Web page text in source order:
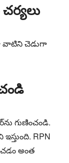
వాటిని చెడుగా
గుణించండి.
RPN
అంత